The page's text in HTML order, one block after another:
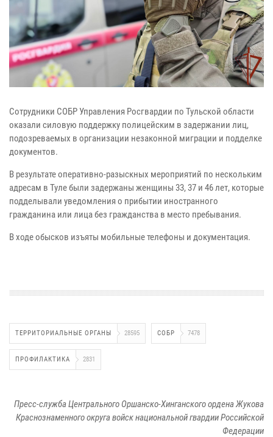
Сотрудники СОБР Управления Росгвардии по Тульской области
оказали силовую поддержку полицейским в задержании лиц,
подозреваемых в организации незаконной миграции и подделке
документов.
В результате оперативно-разыскных мероприятий по нескольким
адресам в Туле были задержаны женщины 33, 37 и 46 лет, которые
подделывали уведомления о прибытии иностранного
гражданина или лица без гражданства в место пребывания.
В ходе обысков изъяты мобильные телефоны и документация.
ТЕРРИТОРИАЛЬНЫЕ ОРГАНЫ 28595 СОБР 7478
ПРОФИЛАКТИКА 2831
Пресс-служба Центрального Оршанско-Хинганского ордена Жукова
Краснознаменного округа войск национальной гвардии Российской
Федерации